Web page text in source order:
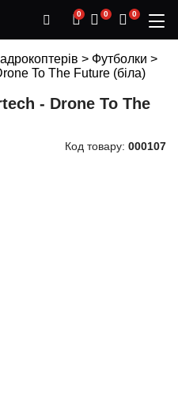
0 0 0
> Футболки >
To The Future (біла)
- Drone To The
Код товару: 000107